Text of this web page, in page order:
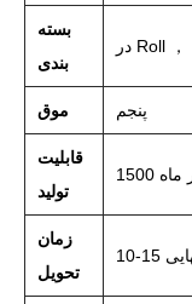
بسته
قابلیت
تولید
ماه
زمان